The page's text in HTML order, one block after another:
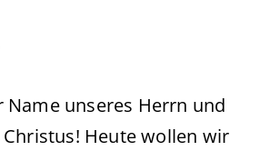
Name unseres Herrn und
Christus! Heute wollen wir